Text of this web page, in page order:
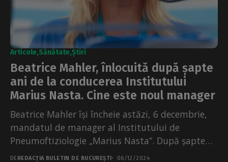
Articole Sănătate Știri
Beatrice Mahler, înlocuită după șapte
ani de la conducerea Institutului
Marius Nasta. Cine este noul manager
Beatrice Mahler își încheie astăzi, 6 decembrie,
mandatul de manager al Institutului de
Pneumoftiziologie „Marius Nasta”. După șapte
ani în care s-a aflat...
DE REDACȚIA BULETIN DE BUCUREȘTI 06/12/2024